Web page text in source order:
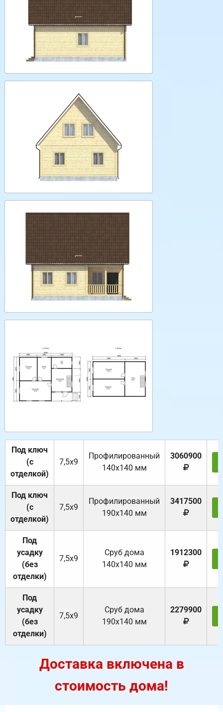
Под ключ
(с
отделкой)
7,5х9
Профилированный
140х140 мм
3060900
Под ключ
(с
отделкой)
7,5х9
Профилированный
190х140 мм
3417500
Под
усадку
(без
отделки)
7,5х9
Cруб дома
140х140 мм
1912300
Под
усадку
(без
отделки)
7,5х9
Cруб дома
190х140 мм
2279900
Доставка включена в
стоимость дома!